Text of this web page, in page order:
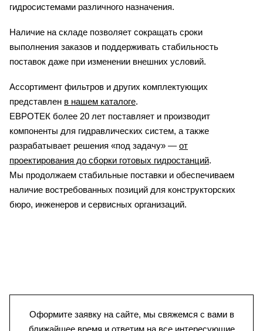
гидросистемами различного назначения.
Наличие на складе позволяет сокращать сроки
выполнения заказов и поддерживать стабильность
поставок даже при изменении внешних условий.
Ассортимент фильтров и других комплектующих
представлен в нашем каталоге.
ЕВРОТЕК более 20 лет поставляет и производит
компоненты для гидравлических систем, а также
разрабатывает решения «под задачу» — от
проектирования до сборки готовых гидростанций.
Мы продолжаем стабильные поставки и обеспечиваем
наличие востребованных позиций для конструкторских
бюро, инженеров и сервисных организаций.
Оформите заявку на сайте, мы свяжемся с вами в